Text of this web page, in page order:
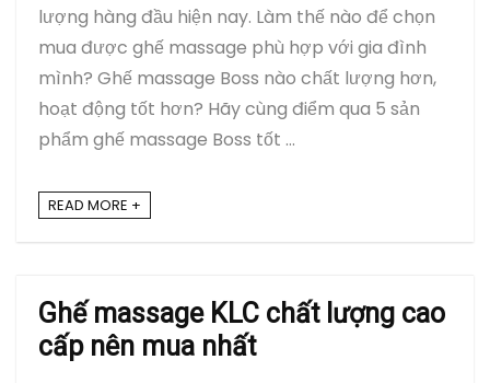
lượng hàng đầu hiện nay. Làm thế nào để chọn
mua được ghế massage phù hợp với gia đình
mình? Ghế massage Boss nào chất lượng hơn,
hoạt động tốt hơn? Hãy cùng điểm qua 5 sản
phẩm ghế massage Boss tốt ...
READ MORE +
Ghế massage KLC chất lượng cao
cấp nên mua nhất